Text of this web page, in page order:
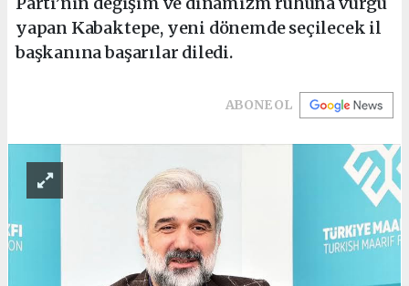
yapan Kabaktepe, yeni dönemde seçilecek il
başkanına başarılar diledi.
ABONE OL